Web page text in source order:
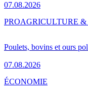
07.08.2026
Poulets, bovins et ours
07.08.2026
PROAGRICULTURE
ÉCONOMIE